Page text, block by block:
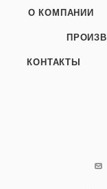
О КОМПАНИИ
КОНТАКТЫ